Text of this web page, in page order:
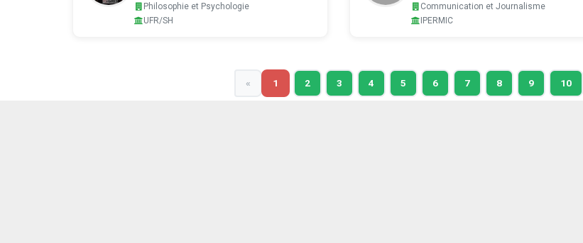
Philosophie et Psychologie
UFR/SH
Communication et Journalisme
IPERMIC
« 1 2 3 4 5 6 7 8 9 10